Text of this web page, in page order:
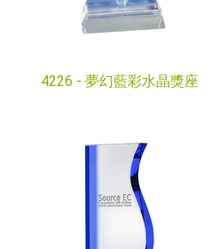
4226 - 夢幻藍彩水晶獎座